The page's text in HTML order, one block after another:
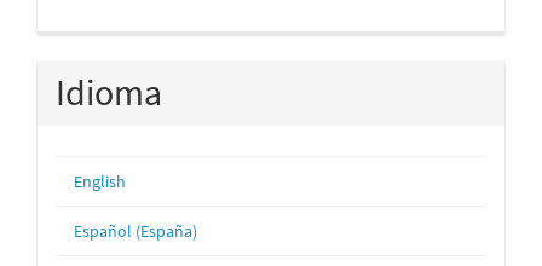
Idioma
English
Español (España)